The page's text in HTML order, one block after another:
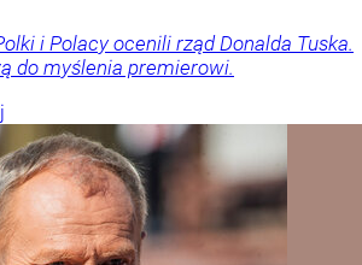
i Polacy ocenili rząd Donalda Tuska.
do myślenia premierowi.